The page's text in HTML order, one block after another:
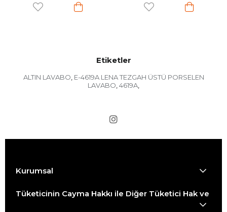
Etiketler
ALTIN LAVABO E-4619A LENA TEZGAH ÜSTÜ PORSELEN
LAVABO 4619A
Kurumsal
Tüketicinin Cayma Hakkı ile Diğer Tüketici Hak ve